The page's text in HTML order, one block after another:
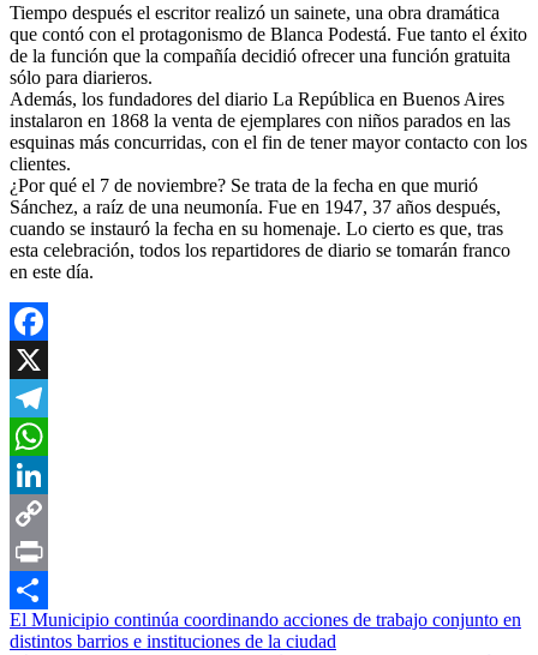
Tiempo después el escritor realizó un sainete, una obra dramática
que contó con el protagonismo de Blanca Podestá. Fue tanto el éxito
de la función que la compañía decidió ofrecer una función gratuita
sólo para diarieros.
Además, los fundadores del diario La República en Buenos Aires
instalaron en 1868 la venta de ejemplares con niños parados en las
esquinas más concurridas, con el fin de tener mayor contacto con los
clientes.
¿Por qué el 7 de noviembre? Se trata de la fecha en que murió
Sánchez, a raíz de una neumonía. Fue en 1947, 37 años después,
cuando se instauró la fecha en su homenaje. Lo cierto es que, tras
esta celebración, todos los repartidores de diario se tomarán franco
en este día.
Facebook
X
Telegram
WhatsApp
LinkedIn
Copy
Link
Print
Compartir
Navegación
El Municipio continúa coordinando acciones de trabajo conjunto en
distintos barrios e instituciones de la ciudad